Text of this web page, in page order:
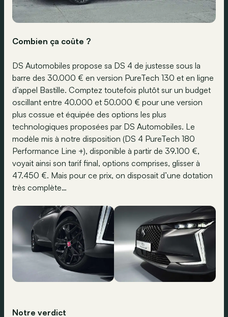
Combien ça coûte ?
DS Automobiles propose sa DS 4 de justesse sous la
barre des 30.000 € en version PureTech 130 et en ligne
d’appel Bastille. Comptez toutefois plutôt sur un budget
oscillant entre 40.000 et 50.000 € pour une version
plus cossue et équipée des options les plus
technologiques proposées par DS Automobiles. Le
modèle mis à notre disposition (DS 4 PureTech 180
Performance Line +), disponible à partir de 39.100 €,
voyait ainsi son tarif final, options comprises, glisser à
47.450 €. Mais pour ce prix, on disposait d’une dotation
très complète…
Notre verdict